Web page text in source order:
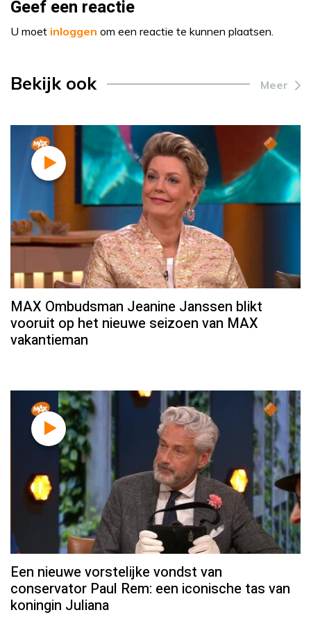
Geef een reactie
U moet inloggen om een reactie te kunnen plaatsen.
Bekijk ook Meer
MAX Ombudsman Jeanine Janssen blikt
vooruit op het nieuwe seizoen van MAX
vakantieman
Een nieuwe vorstelijke vondst van
conservator Paul Rem: een iconische tas van
koningin Juliana